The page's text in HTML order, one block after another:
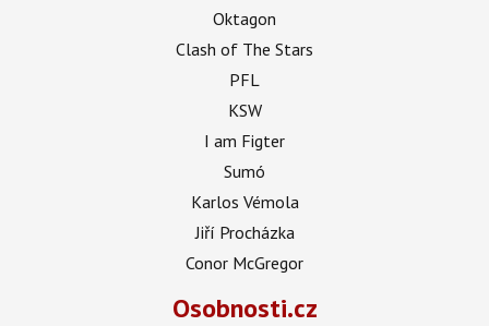
Oktagon
Clash of The Stars
PFL
KSW
I am Figter
Sumó
Karlos Vémola
Jiří Procházka
Conor McGregor
Osobnosti.cz